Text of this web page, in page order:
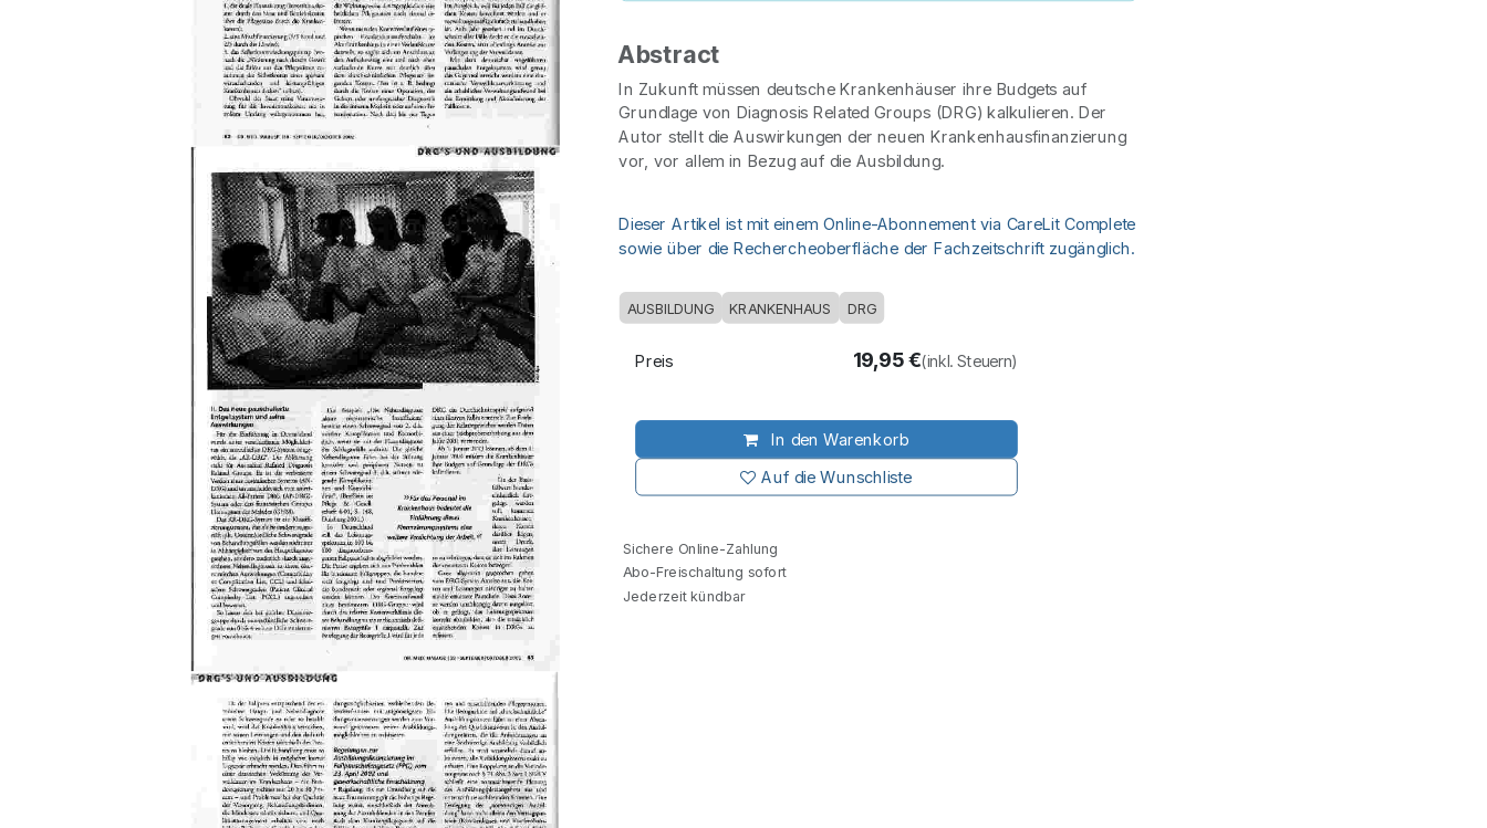
Abstract
In Zukunft müssen deutsche Krankenhäuser ihre Budgets auf
Grundlage von Diagnosis Related Groups (DRG) kalkulieren. Der
Autor stellt die Auswirkungen der neuen Krankenhausfinanzierung
vor, vor allem in Bezug auf die Ausbildung.
Dieser Artikel ist mit einem Online-Abonnement via CareLit Complete
sowie über die Rechercheoberfläche der Fachzeitschrift zugänglich.
AUSBILDUNG KRANKENHAUS DRG
In den Warenkorb
Auf die Wunschliste
Preis 19,95€(inkl. Steuern)
Sichere Online-Zahlung
Abo-Freischaltung sofort
Jederzeit kündbar